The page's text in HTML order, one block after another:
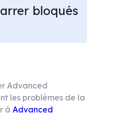
bloqués
Advanced
les problèmes de la
à Advanced